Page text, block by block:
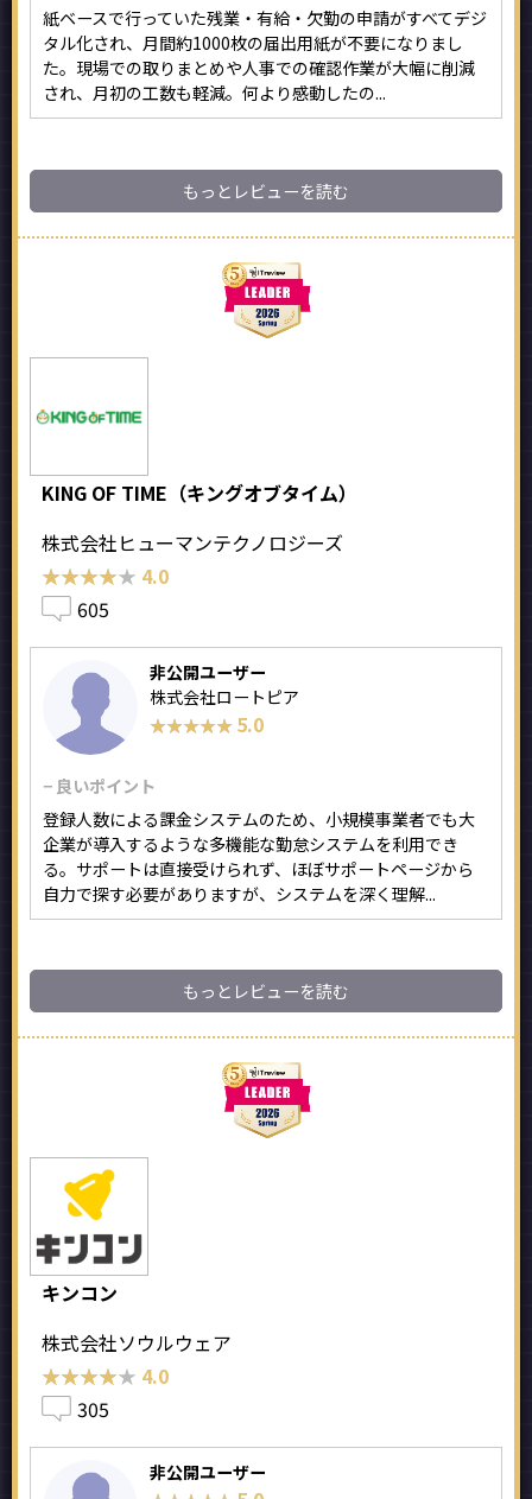
紙ベースで行っていた残業・有給・欠勤の申請がすべてデジ
タル化され、月間約1000枚の届出用紙が不要になりまし
た。現場での取りまとめや人事での確認作業が大幅に削減
され、月初の工数も軽減。何より感動したの...
もっとレビューを読む
KING OF TIME（キングオブタイム）
株式会社ヒューマンテクノロジーズ
★★★★★
★★★★★ 4.0
605
非公開ユーザー
株式会社ロートピア
★★★★★
★★★★★ 5.0
− 良いポイント
登録人数による課金システムのため、小規模事業者でも大
企業が導入するような多機能な勤怠システムを利用でき
る。サポートは直接受けられず、ほぼサポートページから
自力で探す必要がありますが、システムを深く理解...
もっとレビューを読む
キンコン
株式会社ソウルウェア
★★★★★
★★★★★ 4.0
305
非公開ユーザー